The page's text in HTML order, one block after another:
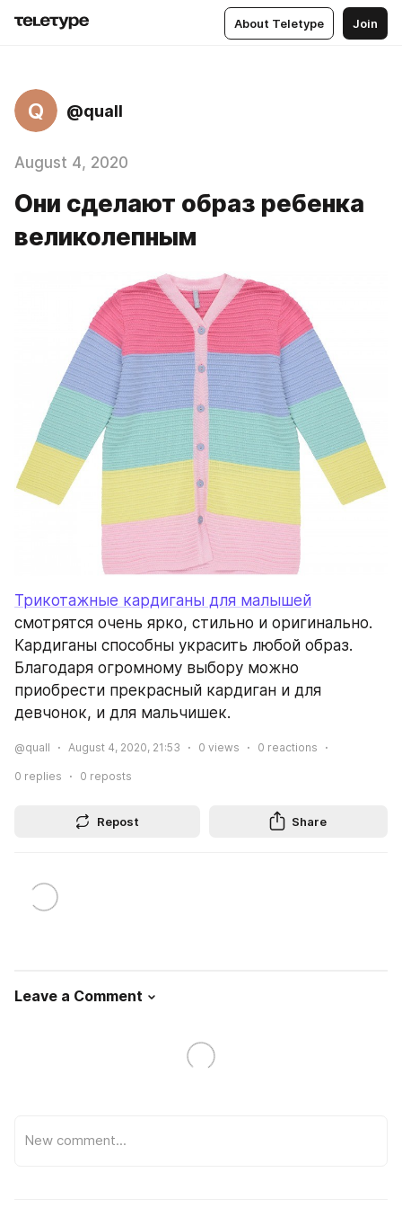
About Teletype Join
Q @quall
August 4, 2020
Они сделают образ ребенка
великолепным
Трикотажные кардиганы для малышей
смотрятся очень ярко, стильно и оригинально.
Кардиганы способны украсить любой образ.
Благодаря огромному выбору можно
приобрести прекрасный кардиган и для
девчонок, и для мальчишек.
@quall August 4, 2020, 21:53 0 views 0 reactions
0 replies 0 reposts
Repost Share
Leave a Comment